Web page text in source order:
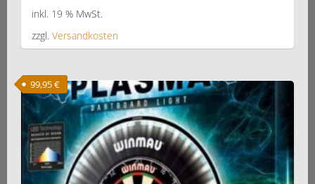
inkl. 19 % MwSt.
zzgl. Versandkosten
99,95€